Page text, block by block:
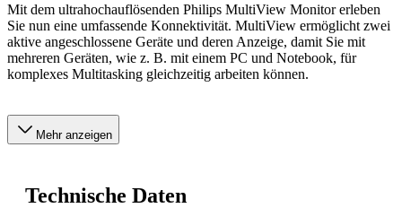
Mit dem ultrahochauflösenden Philips MultiView Monitor erleben
Sie nun eine umfassende Konnektivität. MultiView ermöglicht zwei
aktive angeschlossene Geräte und deren Anzeige, damit Sie mit
mehreren Geräten, wie z. B. mit einem PC und Notebook, für
komplexes Multitasking gleichzeitig arbeiten können.
Mehr anzeigen
Technische Daten